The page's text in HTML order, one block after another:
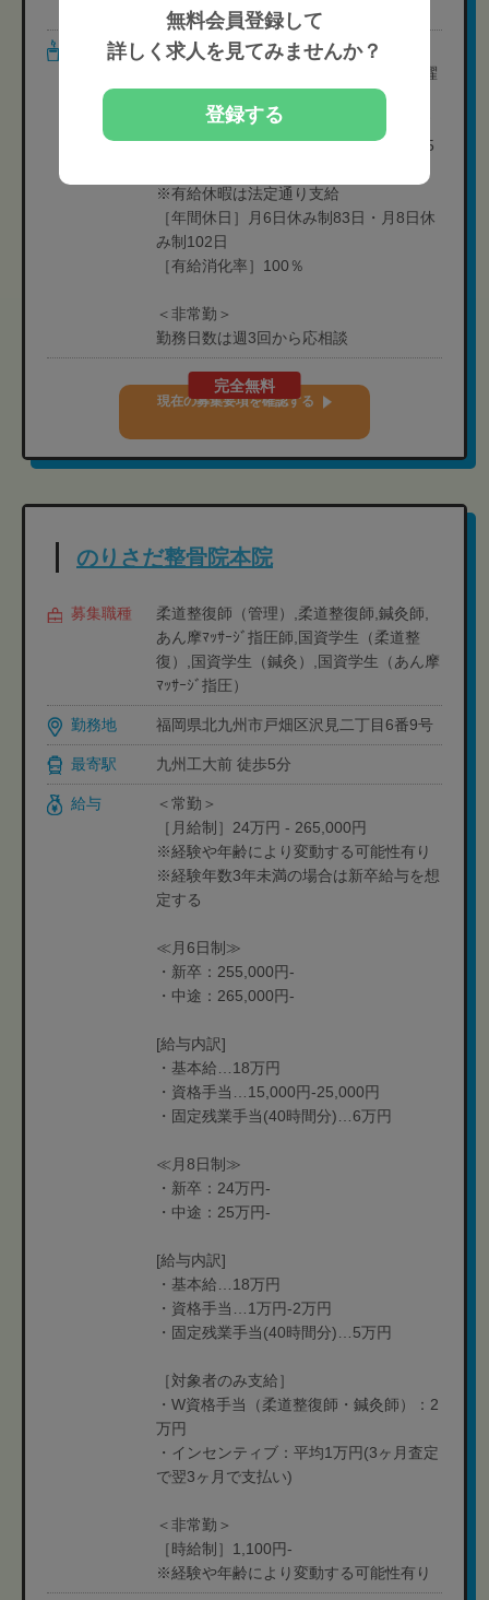
※経験や年齢により変動する可能性有り
休日・休暇
＜常勤＞
［休日］月6日休み制or月8日休み制(日曜
※休日に関しては院によって異なります
［休暇］夏季休暇(3日)、年末年始休暇(5
※有給休暇は法定通り支給
［年間休日］月6日休み制83日・月8日休
み制102日
［有給消化率］100％
＜非常勤＞
勤務日数は週3回から応相談
完全無料
現在の募集要項を確認する
のりさだ整骨院本院
募集職種
柔道整復師（管理）,柔道整復師,鍼灸師,
あん摩ﾏｯｻｰｼﾞ指圧師,国資学生（柔道整
復）,国資学生（鍼灸）,国資学生（あん摩
ﾏｯｻｰｼﾞ指圧）
勤務地 福岡県北九州市戸畑区沢見二丁目6番9号
最寄駅 九州工大前 徒歩5分
給与
＜常勤＞
［月給制］24万円 - 265,000円
※経験や年齢により変動する可能性有り
※経験年数3年未満の場合は新卒給与を想
定する
≪月6日制≫
・新卒：255,000円-
・中途：265,000円-
[給与内訳]
・基本給…18万円
・資格手当…15,000円-25,000円
・固定残業手当(40時間分)…6万円
≪月8日制≫
・新卒：24万円-
・中途：25万円-
[給与内訳]
・基本給…18万円
・資格手当…1万円-2万円
・固定残業手当(40時間分)…5万円
［対象者のみ支給］
・W資格手当（柔道整復師・鍼灸師）：2
万円
・インセンティブ：平均1万円(3ヶ月査定
で翌3ヶ月で支払い)
＜非常勤＞
［時給制］1,100円-
※経験や年齢により変動する可能性有り
無料会員登録して
詳しく求人を見てみませんか？
登録する